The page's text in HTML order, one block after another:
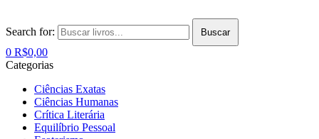
Search for: Buscar
0 R$0,00
Categorias
Ciências Exatas
Ciências Humanas
Crítica Literária
Equilíbrio Pessoal